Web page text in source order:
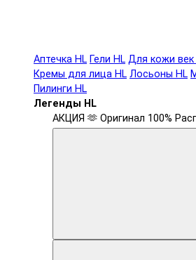
Аптечка HL Гели HL Для кожи век
Кремы для лица HL Лосьоны HL
Пилинги HL
Легенды HL
АКЦИЯ 🫶 Оригинал 100%